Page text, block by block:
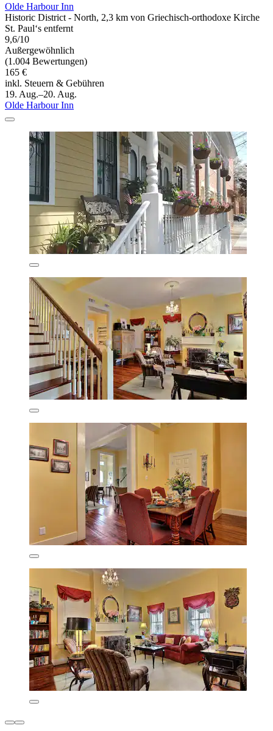
Olde Harbour Inn
Historic District - North, 2,3 km von Griechisch-orthodoxe Kirche
St. Paul‘s entfernt
9,6/10
Außergewöhnlich
(1.004 Bewertungen)
165 €
inkl. Steuern & Gebühren
19. Aug.–20. Aug.
Olde Harbour Inn